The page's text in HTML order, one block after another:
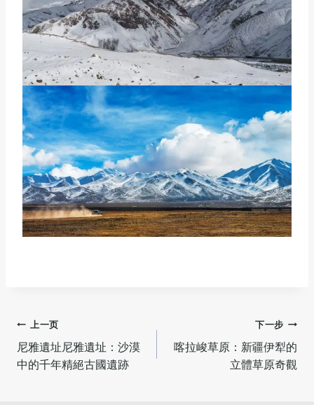
文
章
上一页
尼雅遺址尼雅遺址：沙漠
中的千年精絕古國遺跡
下一步
喀拉峻草原：新疆伊犁的
立體草原奇觀